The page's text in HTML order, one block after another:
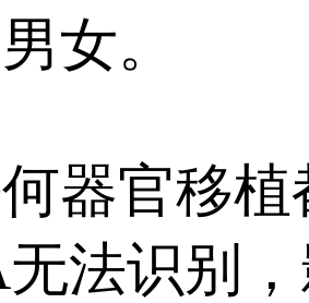
女。
器官移
法识别